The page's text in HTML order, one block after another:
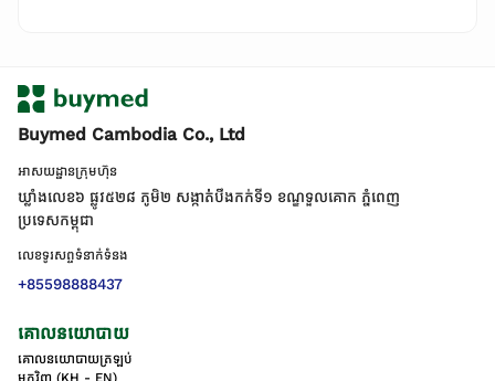
Buymed Cambodia Co., Ltd
អាសយដ្ឋានក្រុមហ៊ុន
ឃ្លាំងលេខ៦ ផ្លូវ៥២៨ ភូមិ២ សង្កាត់់បឹងកក់ទី១ ខណ្ឌទួលគោក ភ្នំពេញ
ប្រទេសកម្ពុជា
លេខទូរសព្ទទំនាក់ទំនង
+85598888437
គោលនយោបាយ
គោលនយោបាយត្រឡប់